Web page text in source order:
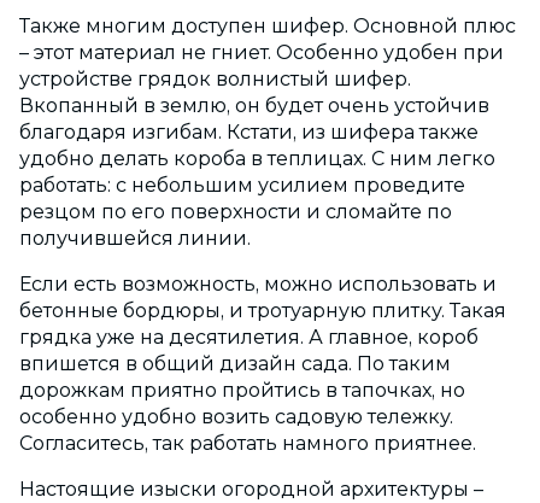
Также многим доступен шифер. Основной плюс
– этот материал не гниет. Особенно удобен при
устройстве грядок волнистый шифер.
Вкопанный в землю, он будет очень устойчив
благодаря изгибам. Кстати, из шифера также
удобно делать короба в теплицах. С ним легко
работать: с небольшим усилием проведите
резцом по его поверхности и сломайте по
получившейся линии.
Если есть возможность, можно использовать и
бетонные бордюры, и тротуарную плитку. Такая
грядка уже на десятилетия. А главное, короб
впишется в общий дизайн сада. По таким
дорожкам приятно пройтись в тапочках, но
особенно удобно возить садовую тележку.
Согласитесь, так работать намного приятнее.
Настоящие изыски огородной архитектуры –